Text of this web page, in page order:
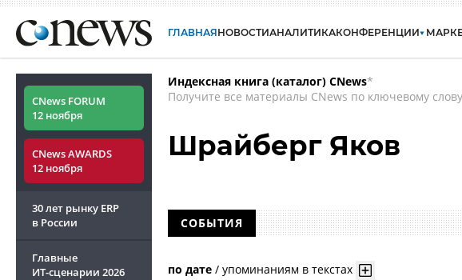
ГЛАВНАЯНОВОСТИАНАЛИТИКАКОНФЕРЕНЦИИ
CNews FORUM
12 ноября
CNews AWARDS
12 ноября
30 лет рынку ERP
в России
Главные
ИТ-сценарии 2026
Индексная книга (каталог) CNews*
Получите все материалы CNews по ключевому слову
Шрайберг Яков
СОБЫТИЯ
по дате / упоминаниям в текстах